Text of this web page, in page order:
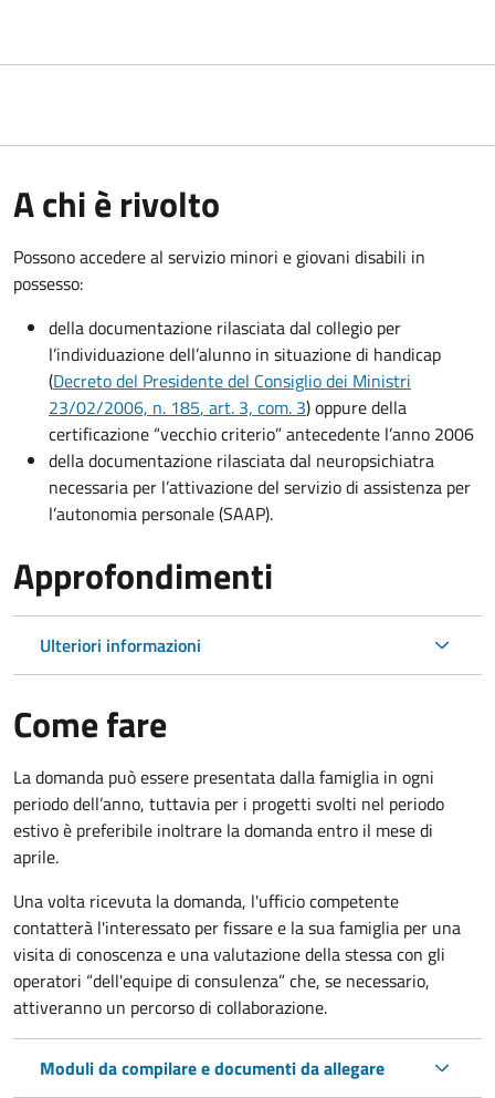
A chi è rivolto
Possono accedere al servizio minori e giovani disabili in
possesso:
della documentazione rilasciata dal collegio per
l’individuazione dell’alunno in situazione di handicap
(Decreto del Presidente del Consiglio dei Ministri
23/02/2006, n. 185, art. 3, com. 3) oppure della
certificazione “vecchio criterio” antecedente l’anno 2006
della documentazione rilasciata dal neuropsichiatra
necessaria per l’attivazione del servizio di assistenza per
l’autonomia personale (SAAP).
Approfondimenti
Ulteriori informazioni
Come fare
La domanda può essere presentata dalla famiglia in ogni
periodo dell’anno, tuttavia per i progetti svolti nel periodo
estivo è preferibile inoltrare la domanda entro il mese di
aprile.
Una volta ricevuta la domanda, l'ufficio competente
contatterà l'interessato per fissare e la sua famiglia per una
visita di conoscenza e una valutazione della stessa con gli
operatori “dell'equipe di consulenza” che, se necessario,
attiveranno un percorso di collaborazione.
Moduli da compilare e documenti da allegare